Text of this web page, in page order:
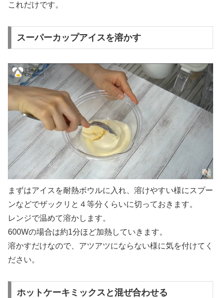
これだけです。
スーパーカップアイスを溶かす
まずはアイスを耐熱ボウルに入れ、溶けやすい様にスプー
ンなどでザックリと４等分くらいに切っておきます。
レンジで温めて溶かします。
600Wの場合は約1分ほど加熱していきます。
溶かすだけなので、アツアツにならない様に気を付けてく
ださい。
ホットケーキミックスと混ぜ合わせる